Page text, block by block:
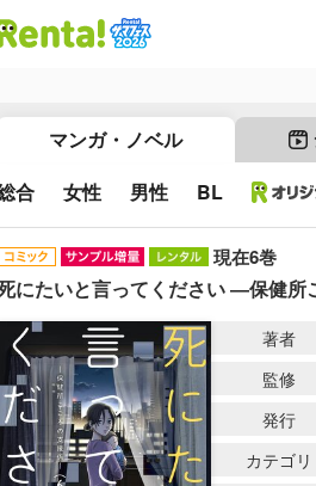
マンガ・ノベル
合 女性 男性 BL
現在6巻
にたいと言ってください ―保健
著者
監修
発行
カテゴリ